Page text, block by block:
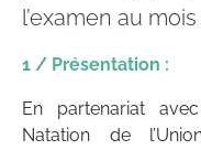
l’examen au mois
1 / Présentation :
En partenariat
Natation de